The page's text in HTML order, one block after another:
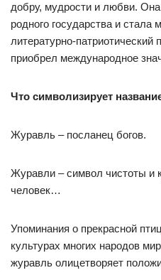
добру, мудрости и любви.
родного государства и
литературно-
приобрел международное
Что символизирует
Журавль – посланец богов.
Журавли – символ чистоты и
человек…
Упоминания о прекрасной
культурах многих народов
журавль олицетворяет